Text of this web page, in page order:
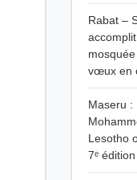
Rabat –
vœux en
Maseru :
Lesotho
7ᵉ